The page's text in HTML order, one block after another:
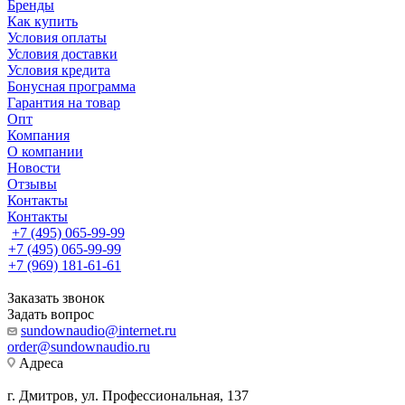
Бренды
Как купить
Условия оплаты
Условия доставки
Условия кредита
Бонусная программа
Гарантия на товар
Опт
Компания
О компании
Новости
Отзывы
Контакты
Контакты
+7 (495) 065-99-99
+7 (495) 065-99-99
+7 (969) 181-61-61
Заказать звонок
Задать вопрос
sundownaudio@internet.ru
order@sundownaudio.ru
Адреса
г. Дмитров, ул. Профессиональная, 137